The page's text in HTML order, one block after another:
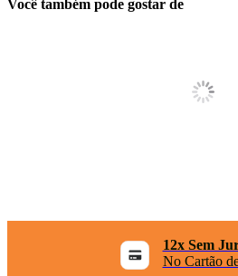
Você também pode gostar de
12x Sem
No Cartão